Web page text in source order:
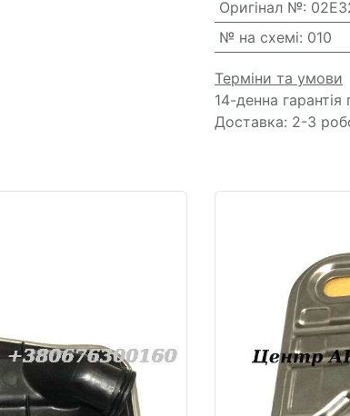
Оригінал №:
№ на схемі: 010
Терміни та умови
14-денна
Доставка: 2-3